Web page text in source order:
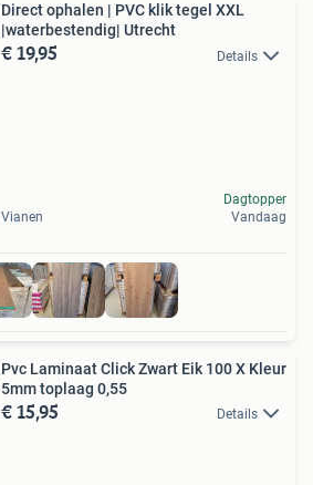
Direct ophalen | PVC klik tegel XXL
|waterbestendig| Utrecht
€ 19,95 Details
Vianen
Dagtopper
Vandaag
Pvc Laminaat Click Zwart Eik 100 X Kleur
5mm toplaag 0,55
€ 15,95 Details